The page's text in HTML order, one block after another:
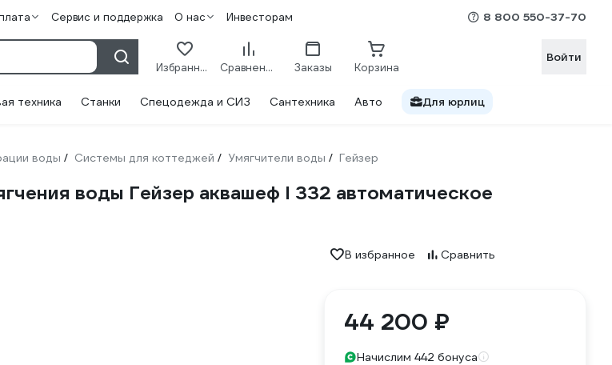
Сервис и поддержка О нас Инвесторам 8 800 550-37-70
Избранное Сравнение Заказы Корзина
Войти
техника Станки Спецодежда и СИЗ Сантехника Авто Для юрлиц
воды / Системы для коттеджей / Умягчители воды / Гейзер
воды Гейзер аквашеф l 332 автоматическое
В избранное Сравнить
44 200 ₽
Начислим 442 бонуса